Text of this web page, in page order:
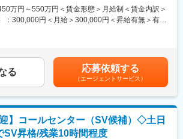
など。アパレルや飲食店、化粧品販売から転職を
活躍中です！
対応など社会人の基礎ビジネスマナーから業務に
ン操作や専門用語などは座学の研修でしっかり学
す。また、実際の業務においても座学だけではな
ーで研修を受け、実務をおこなっていただきま
務の補助からスタート頂き、慣れてきたら少しず
来、自動車、エレクトロニクス、半導体などを中
業の取引実績もあります。当社が最も重要視して
に対して良質な雇用環境を創出し、エンジニア満
することが、必ず顧客企業の満足につながると考
社の定める業務
万円～550万円＜賃金形態＞月給制＜賃金内訳＞
：300,000円＜月給＞300,000円＜昇給有無＞有＜
社員の場合は年俸制12分割支給となります。賃金
安の金額であり、選考を通じて上下する可能性が
(月額)は固定手当を含めた表記です。
る 応募依頼する
（エージェントサービス）
迎】コールセンター（SV候補）◇土日
SV昇格/残業10時間程度